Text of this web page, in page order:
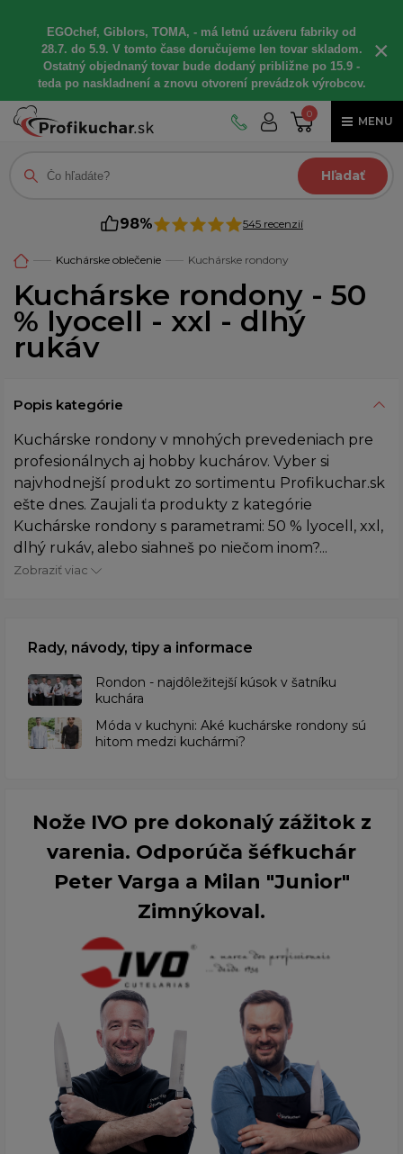
EGOchef, Giblors, TOMA, - má letnú uzáveru fabriky od
28.7. do 5.9. V tomto čase doručujeme len tovar skladom.
Ostatný objednaný tovar bude dodaný približne po 15.9 -
teda po naskladnení a znovu otvorení prevádzok výrobcov.
×
0
MENU
Hľadať
98% 545 recenzií
Kuchárske oblečenie Kuchárske rondony
Kuchárske rondony - 50
% lyocell - xxl - dlhý
rukáv
Popis kategórie
Kuchárske rondony v mnohých prevedeniach pre
profesionálnych aj hobby kuchárov. Vyber si
najvhodnejší produkt zo sortimentu Profikuchar.sk
ešte dnes. Zaujali ťa produkty z kategórie
Kuchárske rondony s parametrami: 50 % lyocell, xxl,
dlhý rukáv, alebo siahneš po niečom inom?...
Zobraziť viac
Rady, návody, tipy a informace
Rondon - najdôležitejší kúsok v šatníku
kuchára
​Móda v kuchyni: Aké kuchárske rondony sú
hitom medzi kuchármi?
Nože IVO pre dokonalý zážitok z
varenia. Odporúča šéfkuchár
Peter Varga a Milan "Junior"
Zimnýkoval.